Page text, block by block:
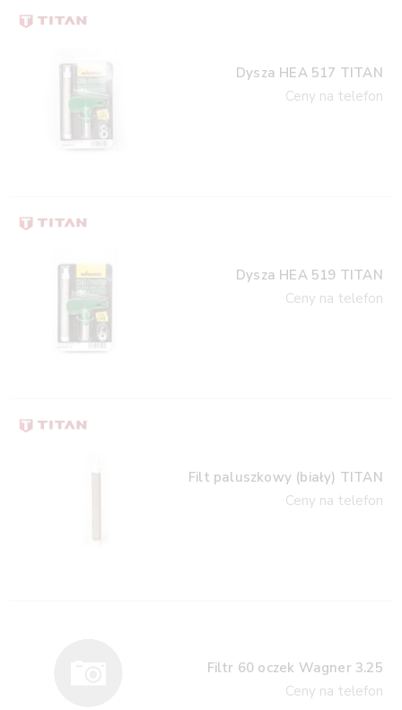
Dysza HEA 517 TITAN
Ceny na telefon
Dysza HEA 519 TITAN
Ceny na telefon
Filt paluszkowy (biały) TITAN
Ceny na telefon
Filtr 60 oczek Wagner 3.25
Ceny na telefon